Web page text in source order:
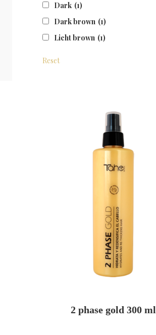
Dark (1)
Dark brown (1)
Licht brown (1)
Reset
2 phase gold 300 ml